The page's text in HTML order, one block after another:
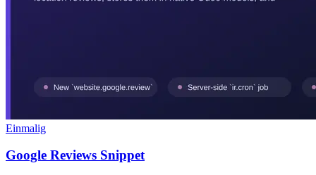
Einmalig
Google Reviews Snippet